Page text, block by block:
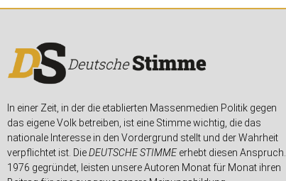
In einer Zeit, in der die etablierten Massenmedien Politik gegen
das eigene Volk betreiben, ist eine Stimme wichtig, die das
nationale Interesse in den Vordergrund stellt und der Wahrheit
verpflichtet ist. DieDEUTSCHE STIMMEerhebt diesen Anspruch.
1976 gegründet, leisten unsere Autoren Monat für Monat ihren